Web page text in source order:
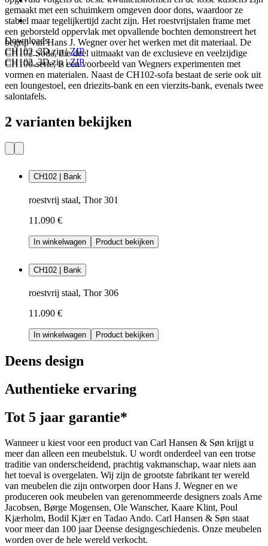
Downloads
CH102_2D.zip|ZIP
CH102_3D.zip|ZIP
gemaakt met een schuimkern omgeven door dons, waardoor ze
stabiel maar tegelijkertijd zacht zijn. Het roestvrijstalen frame met
een geborsteld oppervlak met opvallende bochten demonstreert het
begrip van Hans J. Wegner over het werken met dit materiaal. De
CH102 Soda, die deel uitmaakt van de exclusieve en veelzijdige
CH100-serie, is een voorbeeld van Wegners experimenten met
vormen en materialen. Naast de CH102-sofa bestaat de serie ook uit
een loungestoel, een driezits-bank en een vierzits-bank, evenals twee
salontafels.
2 varianten bekijken
CH102 | Bank
roestvrij staal, Thor 301
11.090 €
In winkelwagen Product bekijken
CH102 | Bank
roestvrij staal, Thor 306
11.090 €
In winkelwagen Product bekijken
Deens design
Authentieke ervaring
Tot 5 jaar garantie*
Wanneer u kiest voor een product van Carl Hansen & Søn krijgt u
meer dan alleen een meubelstuk. U wordt onderdeel van een trotse
traditie van onderscheidend, prachtig vakmanschap, waar niets aan
het toeval is overgelaten. Wij zijn de grootste fabrikant ter wereld
van meubelen die zijn ontworpen door Hans J. Wegner en we
produceren ook meubelen van gerenommeerde designers zoals Arne
Jacobsen, Børge Mogensen, Ole Wanscher, Kaare Klint, Poul
Kjærholm, Bodil Kjær en Tadao Ando. Carl Hansen & Søn staat
voor meer dan 100 jaar Deense designgeschiedenis. Onze meubelen
worden over de hele wereld verkocht.